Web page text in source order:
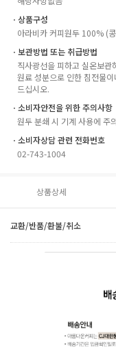
ㆍ상품구성
아라비카 커피원두 100% (
ㆍ보관방법 또는 취급방법
직사광선을 피하고 실온보
원료 성분으로 인한 침전물
드십시오.
ㆍ소비자안전을 위한 주의사항
원두 분쇄 시 기계 사용에 주
ㆍ소비자상담 관련 전화번호
02-743-1004
상품상세
교환/반품/환불/취소